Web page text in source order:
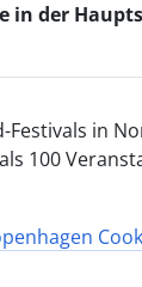
in der
Festivals in
100